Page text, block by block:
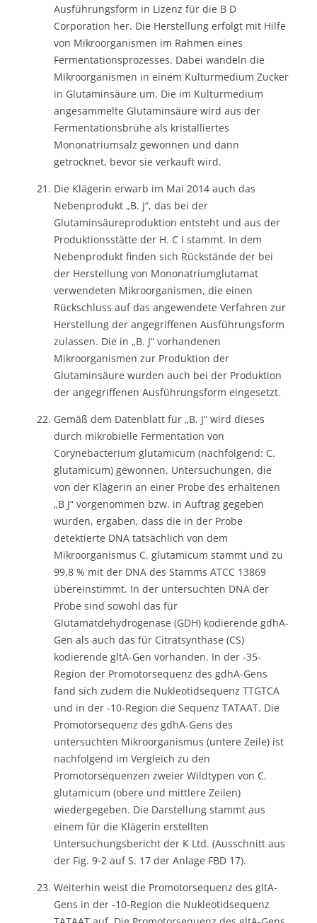
Ausführungsform in Lizenz für die B D
Corporation her. Die Herstellung erfolgt mit Hilfe
von Mikroorganismen im Rahmen eines
Fermentationsprozesses. Dabei wandeln die
Mikroorganismen in einem Kulturmedium Zucker
in Glutaminsäure um. Die im Kulturmedium
angesammelte Glutaminsäure wird aus der
Fermentationsbrühe als kristalliertes
Mononatriumsalz gewonnen und dann
getrocknet, bevor sie verkauft wird.
Die Klägerin erwarb im Mai 2014 auch das
Nebenprodukt „B. J“, das bei der
Glutaminsäureproduktion entsteht und aus der
Produktionsstätte der H. C I stammt. In dem
Nebenprodukt finden sich Rückstände der bei
der Herstellung von Mononatriumglutamat
verwendeten Mikroorganismen, die einen
Rückschluss auf das angewendete Verfahren zur
Herstellung der angegriffenen Ausführungsform
zulassen. Die in „B. J“ vorhandenen
Mikroorganismen zur Produktion der
Glutaminsäure wurden auch bei der Produktion
der angegriffenen Ausführungsform eingesetzt.
Gemäß dem Datenblatt für „B. J“ wird dieses
durch mikrobielle Fermentation von
Corynebacterium glutamicum (nachfolgend: C.
glutamicum) gewonnen. Untersuchungen, die
von der Klägerin an einer Probe des erhaltenen
„B J“ vorgenommen bzw. in Auftrag gegeben
wurden, ergaben, dass die in der Probe
detektierte DNA tatsächlich von dem
Mikroorganismus C. glutamicum stammt und zu
99,8 % mit der DNA des Stamms ATCC 13869
übereinstimmt. In der untersuchten DNA der
Probe sind sowohl das für
Glutamatdehydrogenase (GDH) kodierende gdhA-
Gen als auch das für Citratsynthase (CS)
kodierende gltA-Gen vorhanden. In der -35-
Region der Promotorsequenz des gdhA-Gens
fand sich zudem die Nukleotidsequenz TTGTCA
und in der -10-Region die Sequenz TATAAT. Die
Promotorsequenz des gdhA-Gens des
untersuchten Mikroorganismus (untere Zeile) ist
nachfolgend im Vergleich zu den
Promotorsequenzen zweier Wildtypen von C.
glutamicum (obere und mittlere Zeilen)
wiedergegeben. Die Darstellung stammt aus
einem für die Klägerin erstellten
Untersuchungsbericht der K Ltd. (Ausschnitt aus
der Fig. 9-2 auf S. 17 der Anlage FBD 17).
Weiterhin weist die Promotorsequenz des gltA-
Gens in der -10-Region die Nukleotidsequenz